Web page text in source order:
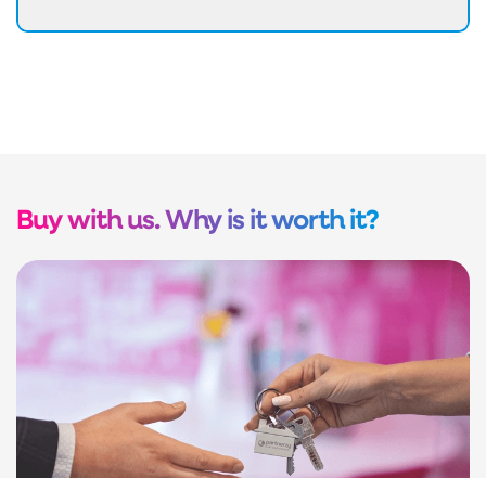
Buy with us. Why is it worth it?